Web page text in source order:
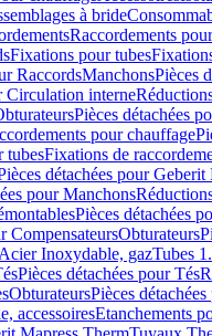
à bride
Raccordements
Fixations pour tubes
RaccordsManchonsPièces
Circulation interne
Pièces détachées
pour chauffage
tubesFixations de
détachées pour
pour Manchons
Pièces détachées
CompensateursObturateurs
Inoxydable, gazTubes
Pièces détachées pour Tés
ObturateursPièces
accessoiresEtanchements